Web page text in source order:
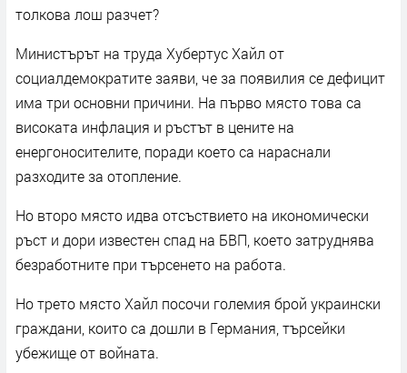
толкова лош разчет?
Министърът на труда Хубертус Хайл от
социалдемократите заяви, че за появилия се дефицит
има три основни причини. На първо място това са
високата инфлация и ръстът в цените на
енергоносителите, поради което са нараснали
разходите за отопление.
Но второ място идва отсъствието на икономически
ръст и дори известен спад на БВП, което затруднява
безработните при търсенето на работа.
Но трето място Хайл посочи големия брой украински
граждани, които са дошли в Германия, търсейки
убежище от войната.